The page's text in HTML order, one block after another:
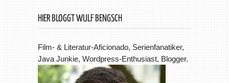
HIER BLOGGT WULF BENGSCH
Film- & Literatur-Aficionado, Serienfanatiker,
Java Junkie, Wordpress-Enthusiast, Blogger.